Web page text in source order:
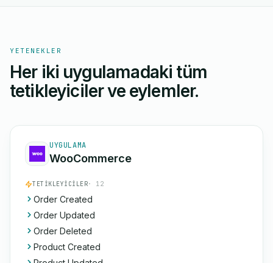
YETENEKLER
Her iki uygulamadaki tüm
tetikleyiciler ve eylemler.
UYGULAMA
WooCommerce
TETIKLEYICILER· 12
Order Created
Order Updated
Order Deleted
Product Created